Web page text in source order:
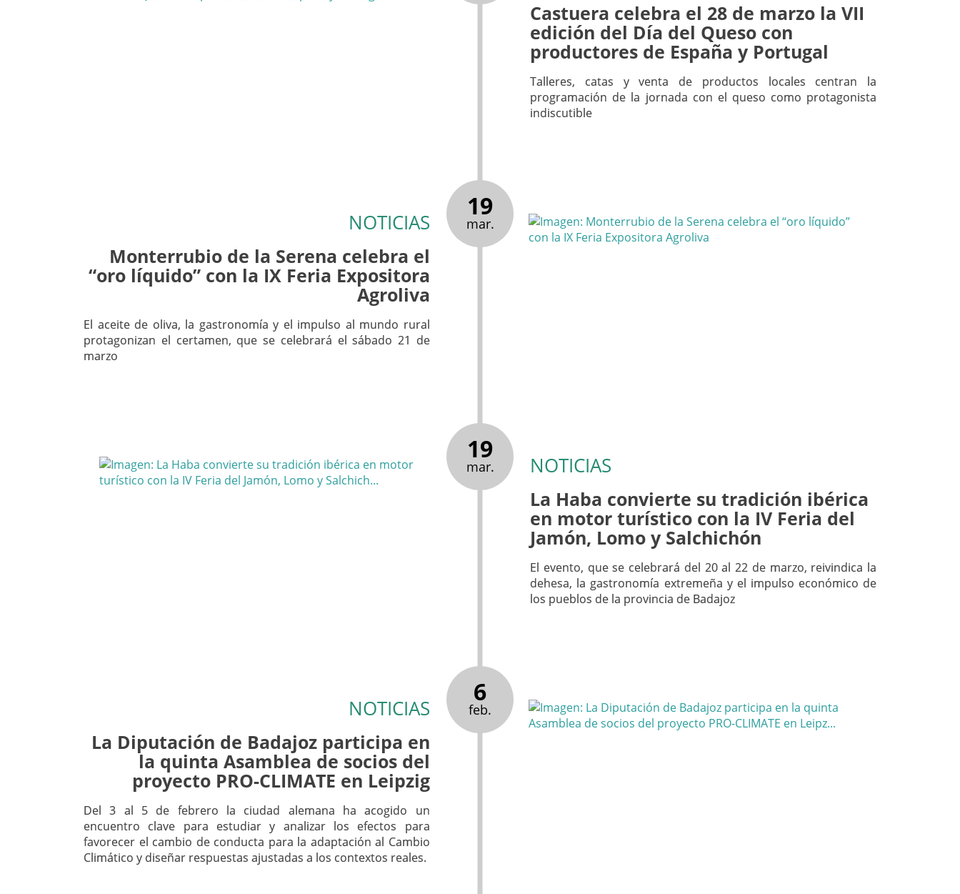
Castuera celebra el 28 de marzo la VII
edición del Día del Queso con
productores de España y Portugal
Talleres, catas y venta de productos locales centran la
programación de la jornada con el queso como protagonista
indiscutible
19
mar.
NOTICIAS
Monterrubio de la Serena celebra el
“oro líquido” con la IX Feria Expositora
Agroliva
El aceite de oliva, la gastronomía y el impulso al mundo rural
protagonizan el certamen, que se celebrará el sábado 21 de
marzo
19
mar. NOTICIAS
La Haba convierte su tradición ibérica
en motor turístico con la IV Feria del
Jamón, Lomo y Salchichón
El evento, que se celebrará del 20 al 22 de marzo, reivindica la
dehesa, la gastronomía extremeña y el impulso económico de
los pueblos de la provincia de Badajoz
6
feb.
NOTICIAS
La Diputación de Badajoz participa en
la quinta Asamblea de socios del
proyecto PRO-CLIMATE en Leipzig
Del 3 al 5 de febrero la ciudad alemana ha acogido un
encuentro clave para estudiar y analizar los efectos para
favorecer el cambio de conducta para la adaptación al Cambio
Climático y diseñar respuestas ajustadas a los contextos reales.